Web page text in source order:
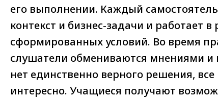
его выполнении. Каждый
контекст и бизнес-задачи и работает в
сформированных условий. Во время
слушатели обмениваются мнениями и
нет единственно верного решения,
интересно. Учащиеся получают